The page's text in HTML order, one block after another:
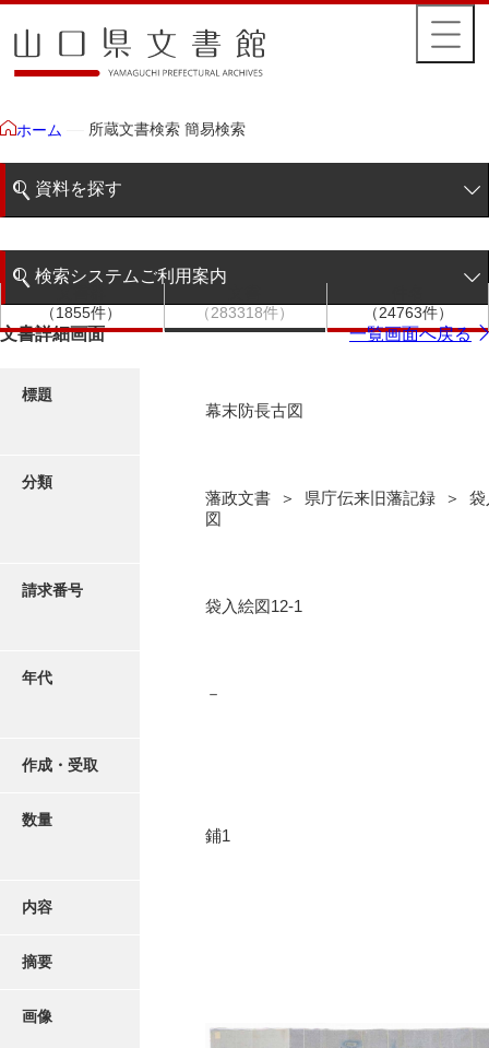
ホーム 所蔵文書検索 簡易検索
資料を探す
階層検索
写真・絵はがき
検索システムご利用案内
検索システムの利用について
（1855件）
（283318件）
（24763件）
文書詳細画面 一覧画面へ戻る
標題
幕末防長古図
分類
藩政文書 ＞ 県庁伝来旧藩記録 ＞ 袋
図
請求番号
袋入絵図12-1
年代
－
作成・受取
数量
鋪1
内容
摘要
画像